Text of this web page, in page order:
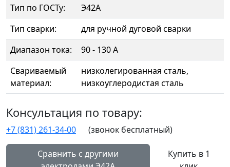
Тип по ГОСТу:
Э42А
Тип сварки:
для ручной дуговой сварки
Диапазон тока:
90 - 130 А
Свариваемый
материал:
низколегированная сталь,
низкоуглеродистая сталь
Консультация по товару:
+7 (831) 261-34-00 (звонок бесплатный)
Сравнить с другими
Купить в 1